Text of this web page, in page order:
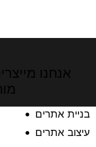
אנחנו
בניית אתרים
עיצוב אתרים